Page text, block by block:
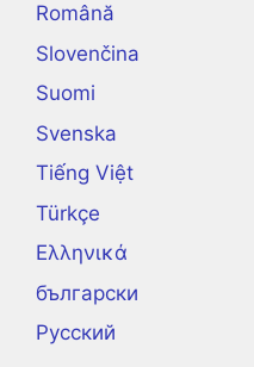
Română
Slovenčina
Suomi
Svenska
Tiếng Việt
Türkçe
Ελληνικά
български
Русский